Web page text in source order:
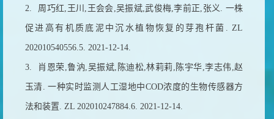
2. 周巧红 王川 王会会 吴振斌, 武俊梅 ,李前正 张义 一株
促进高有机质底泥中沉水植物恢复的芽孢杆菌 . ZL
202010540556.5. 2021-12-14.
3. 肖恩荣 鲁汭 吴振斌 陈迪松, 林莉莉 陈宇华 李志伟 赵
玉清 .一种实时监测人工湿地中COD浓度的生物传感器方
法和装置 . ZL 202010247884.6. 2021-12-14.